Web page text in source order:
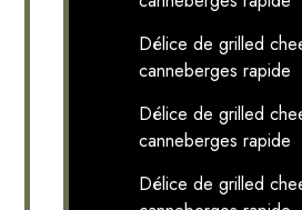
Délice de grilled
canneberges rapide
Délice de grilled
canneberges rapide
Délice de grilled